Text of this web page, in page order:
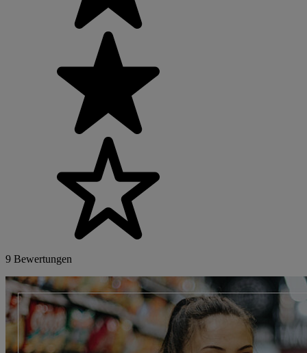
9 Bewertungen